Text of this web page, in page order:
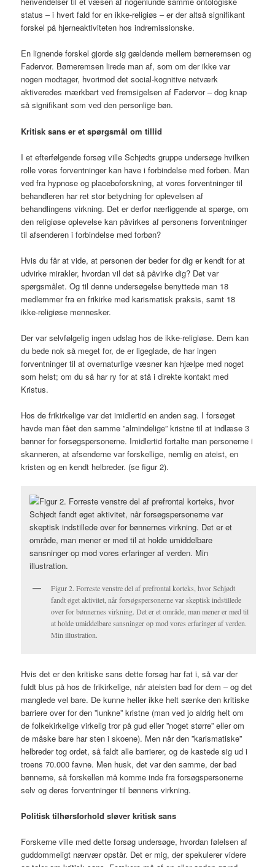
status – i hvert fald for en ikke-religiøs – er der altså signifikant
forskel på hjerneaktiviteten hos indremissionske.
En lignende forskel gjorde sig gældende mellem børneremsen og
Fadervor. Børneremsen lirede man af, som om der ikke var
nogen modtager, hvorimod det social-kognitive netværk
aktiveredes mærkbart ved fremsigelsen af Fadervor – dog knap
så signifikant som ved den personlige bøn.
Kritisk sans er et spørgsmål om tillid
I et efterfølgende forsøg ville Schjødts gruppe undersøge hvilken
rolle vores forventninger kan have i forbindelse med forbøn. Man
ved fra hypnose og placeboforskning, at vores forventninger til
behandleren har ret stor betydning for oplevelsen af
behandlingens virkning. Det er derfor nærliggende at spørge, om
den religiøse oplevelse kan påvirkes af personens forventninger
til afsenderen i forbindelse med forbøn?
Hvis du får at vide, at personen der beder for dig er kendt for at
udvirke mirakler, hvordan vil det så påvirke dig? Det var
spørgsmålet. Og til denne undersøgelse benyttede man 18
medlemmer fra en frikirke med karismatisk praksis, samt 18
ikke-religiøse mennesker.
Der var selvfølgelig ingen udslag hos de ikke-religiøse. Dem kan
du bede nok så meget for, de er ligeglade, de har ingen
forventninger til at overnaturlige væsner kan hjælpe med noget
som helst; om du så har ry for at stå i direkte kontakt med
Kristus.
Hos de frikirkelige var det imidlertid en anden sag. I forsøget
havde man fået den samme ”almindelige” kristne til at indlæse 3
bønner for forsøgspersonerne. Imidlertid fortalte man personerne i
skanneren, at afsenderne var forskellige, nemlig en ateist, en
kristen og en kendt helbreder. (se figur 2).
Figur 2. Forreste venstre del af prefrontal korteks, hvor Schjødt
fandt øget aktivitet, når forsøgspersonerne var skeptisk indstillede
over for bønnernes virkning. Det er et område, man mener er med til
at holde umiddelbare sansninger op mod vores erfaringer af verden.
Min illustration.
Hvis det er den kritiske sans dette forsøg har fat i, så var der
fuldt blus på hos de frikirkelige, når ateisten bad for dem – og det
manglede vel bare. De kunne heller ikke helt sænke den kritiske
barriere over for den ”lunkne” kristne (man ved jo aldrig helt om
de folkekirkelige virkelig tror på gud eller ”noget større” eller om
de måske bare har sten i skoene). Men når den ”karismatiske”
helbreder tog ordet, så faldt alle barrierer, og de kastede sig ud i
troens 70.000 favne. Men husk, det var den samme, der bad
bønnerne, så forskellen må komme inde fra forsøgspersonerne
selv og deres forventninger til bønnens virkning.
Politisk tilhørsforhold sløver kritisk sans
Forskerne ville med dette forsøg undersøge, hvordan følelsen af
guddommeligt nærvær opstår. Det er mig, der spekulerer videre